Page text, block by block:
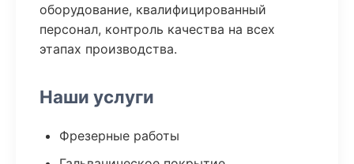
оборудование, квалифицированный
персонал, контроль качества на всех
этапах производства.
Наши услуги
Фрезерные работы